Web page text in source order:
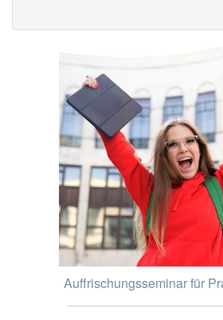
Auffrischungsseminar für